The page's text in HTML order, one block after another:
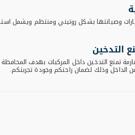
وصيانتها بشكل روتيني ومنتظم ويشمل
التدخين
تمنع التدخين داخل المركبات بهدف
الداخل وذلك لضمان راحتكم وجودة تجربتكم.